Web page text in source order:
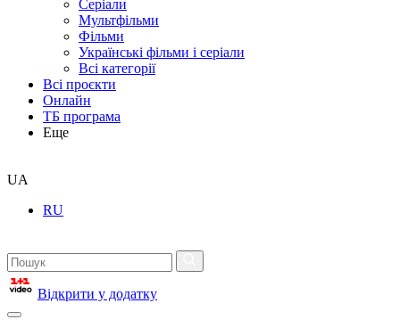
Серіали
Мультфільми
Фільми
Українські фільми і серіали
Всі категорії
Всі проєкти
Онлайн
ТБ програма
Еще
UA
RU
Відкрити у додатку